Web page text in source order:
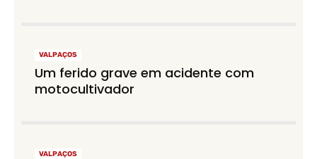
VALPAÇOS
Um ferido grave em acidente com
motocultivador
VALPAÇOS